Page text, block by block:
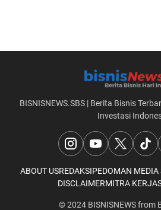
BISNISNEWS.SBS | Berita Bisnis
Investasi
ABOUT USREDAKSIPEDOMAN MEDIA
DISCLAIMERMITRA KERJA
© 2024 BISNISNEWSfrom